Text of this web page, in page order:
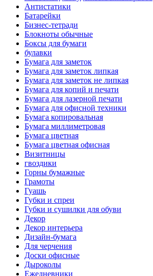
Антистатики
Батарейки
Бизнес-тетради
Блокноты обычные
Боксы для бумаги
булавки
Бумага для заметок
Бумага для заметок липкая
Бумага для заметок не липкая
Бумага для копий и печати
Бумага для лазерной печати
Бумага для офисной техники
Бумага копировальная
Бумага миллиметровая
Бумага цветная
Бумага цветная офисная
Визитницы
гвоздики
Горны бумажные
Грамоты
Гуашь
Губки и спреи
Губки и сушилки для обуви
Декор
Декор интерьера
Дизайн-бумага
Для черчения
Доски офисные
Дыроколы
Ежедневники